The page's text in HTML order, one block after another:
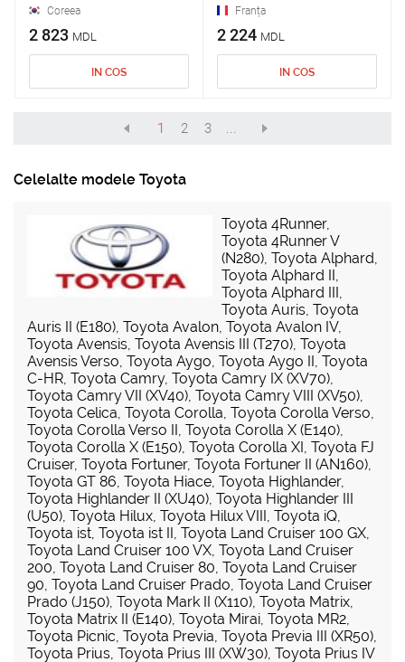
Coreea
2 823 MDL
IN COS
Franța
2 224 MDL
IN COS
1 2 3
Celelalte modele Toyota
Toyota 4Runner,
Toyota 4Runner V
(N280), Toyota Alphard,
Toyota Alphard II,
Toyota Alphard III,
Toyota Auris, Toyota
Auris II (E180), Toyota Avalon, Toyota Avalon IV,
Toyota Avensis, Toyota Avensis III (T270), Toyota
Avensis Verso, Toyota Aygo, Toyota Aygo II, Toyota
C-HR, Toyota Camry, Toyota Camry IX (XV70),
Toyota Camry VII (XV40), Toyota Camry VIII (XV50),
Toyota Celica, Toyota Corolla, Toyota Corolla Verso,
Toyota Corolla Verso II, Toyota Corolla X (E140),
Toyota Corolla X (E150), Toyota Corolla XI, Toyota FJ
Cruiser, Toyota Fortuner, Toyota Fortuner II (AN160),
Toyota GT 86, Toyota Hiace, Toyota Highlander,
Toyota Highlander II (XU40), Toyota Highlander III
(U50), Toyota Hilux, Toyota Hilux VIII, Toyota iQ,
Toyota ist, Toyota ist II, Toyota Land Cruiser 100 GX,
Toyota Land Cruiser 100 VX, Toyota Land Cruiser
200, Toyota Land Cruiser 80, Toyota Land Cruiser
90, Toyota Land Cruiser Prado, Toyota Land Cruiser
Prado (J150), Toyota Mark II (X110), Toyota Matrix,
Toyota Matrix II (E140), Toyota Mirai, Toyota MR2,
Toyota Picnic, Toyota Previa, Toyota Previa III (XR50),
Toyota Prius, Toyota Prius III (XW30), Toyota Prius IV